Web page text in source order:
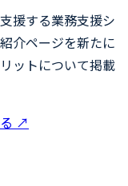
援する業務支援シ
介ページを新たに
ットについて掲載
↗